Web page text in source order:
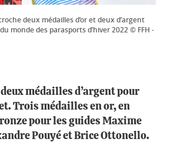
deux médailles d’or et deux d’argent
monde des parasports d’hiver 2022 © FFH -
médailles d’argent pour
Trois médailles en or, en
pour les guides Maxime
Pouyé et Brice Ottonello.